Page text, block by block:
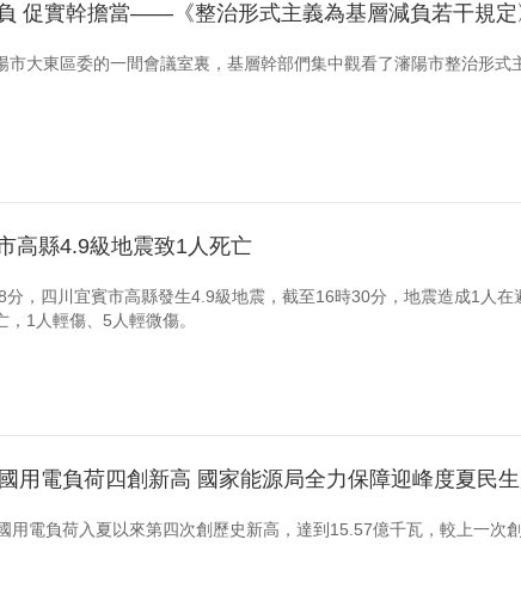
促實幹擔當——《整治形式主義為基層減負若干規定
市大東區委的一間會議室裏，基層幹部們集中觀看了瀋陽市整治形式
高縣4.9級地震致1人死亡
分，四川宜賓市高縣發生4.9級地震，截至16時30分，地震造成1人在
，1人輕傷、5人輕微傷。
用電負荷四創新高 國家能源局全力保障迎峰度夏民
用電負荷入夏以來第四次創歷史新高，達到15.57億千瓦，較上一次